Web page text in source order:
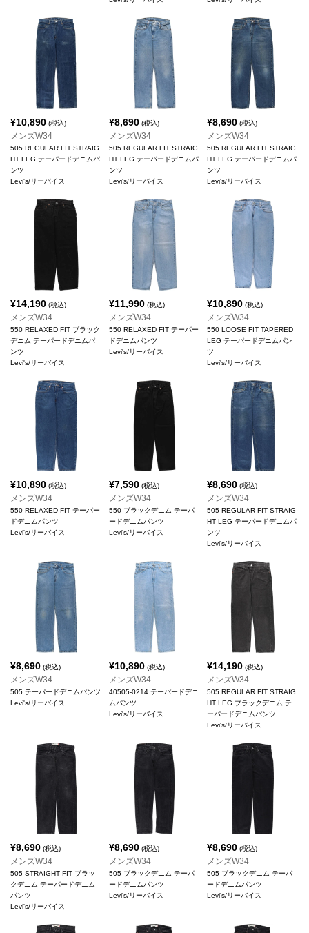
¥10,890 (税込)
メンズW34
505 REGULAR FIT STRAIG
HT LEG テーパードデニムパ
ンツ
Levi's/リーバイス
¥8,690(税込)
メンズW34
505 REGULAR FIT STRAIG
HT LEG テーパードデニムパ
ンツ
Levi's/リーバイス
¥8,690 (税込)
メンズW34
505 REGULAR FIT STRAIG
HT LEG テーパードデニムパ
ンツ
Levi's/リーバイス
¥14,190 (税込)
メンズW34
550 RELAXED FIT ブラック
デニム テーパードデニムパ
ンツ
Levi's/リーバイス
¥11,990(税込)
メンズW34
550 RELAXED FIT テーパー
ドデニムパンツ
Levi's/リーバイス
¥10,890 (税込)
メンズW34
550 LOOSE FIT TAPERED
LEG テーパードデニムパン
ツ
Levi's/リーバイス
¥10,890 (税込)
メンズW34
550 RELAXED FIT テーパー
ドデニムパンツ
Levi's/リーバイス
¥7,590(税込)
メンズW34
550 ブラックデニム テーパ
ードデニムパンツ
Levi's/リーバイス
¥8,690 (税込)
メンズW34
505 REGULAR FIT STRAIG
HT LEG テーパードデニムパ
ンツ
Levi's/リーバイス
¥8,690 (税込)
メンズW34
505 テーパードデニムパンツ
Levi's/リーバイス
¥10,890(税込)
メンズW34
40505-0214 テーパードデニ
ムパンツ
Levi's/リーバイス
¥14,190 (税込)
メンズW34
505 REGULAR FIT STRAIG
HT LEG ブラックデニム テ
ーパードデニムパンツ
Levi's/リーバイス
¥8,690 (税込)
メンズW34
505 STRAIGHT FIT ブラッ
クデニム テーパードデニム
パンツ
Levi's/リーバイス
¥8,690(税込)
メンズW34
505 ブラックデニム テーパ
ードデニムパンツ
Levi's/リーバイス
¥8,690 (税込)
メンズW34
505 ブラックデニム テーパ
ードデニムパンツ
Levi's/リーバイス